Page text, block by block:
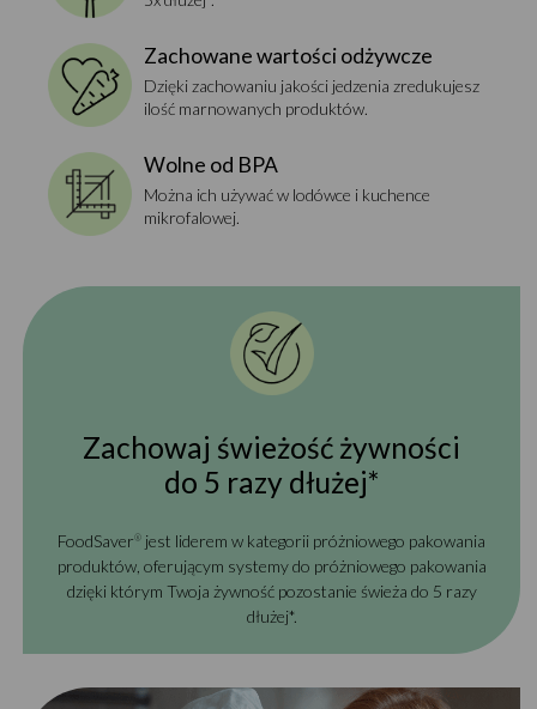
Zachowane wartości odżywcze
Dzięki zachowaniu jakości jedzenia zredukujesz
ilość marnowanych produktów.
Wolne od BPA
Można ich używać w lodówce i kuchence
mikrofalowej.
Zachowaj świeżość żywności
do 5 razy dłużej*
FoodSaver® jest liderem w kategorii próżniowego pakowania
produktów, oferującym systemy do próżniowego pakowania
dzięki którym Twoja żywność pozostanie świeża do 5 razy
dłużej*.